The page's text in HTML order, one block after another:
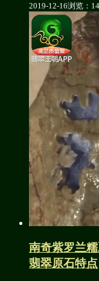
2019-12-16浏览：
南奇紫罗兰
翡翠原石特点